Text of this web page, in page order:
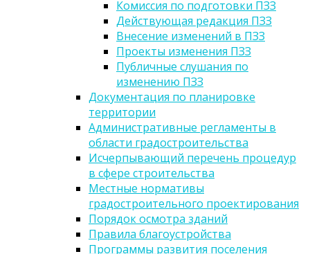
Комиссия по подготовки ПЗЗ
Действующая редакция ПЗЗ
Внесение изменений в ПЗЗ
Проекты изменения ПЗЗ
Публичные слушания по
изменению ПЗЗ
Документация по планировке
территории
Административные регламенты в
области градостроительства
Исчерпывающий перечень процедур
в сфере строительства
Местные нормативы
градостроительного проектирования
Порядок осмотра зданий
Правила благоустройства
Программы развития поселения